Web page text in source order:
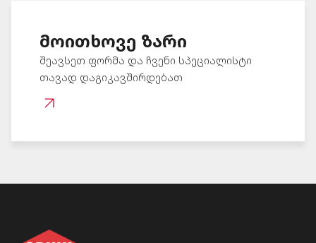
მოითხოვე ზარი
შეავსეთ ფორმა და ჩვენი სპეციალისტი
თავად დაგიკავშირდებათ